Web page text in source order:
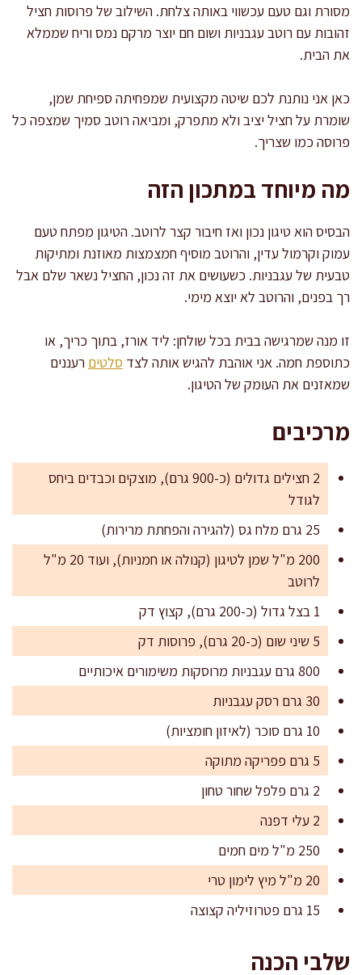
מסורת וגם טעם עכשווי באותה צלחת. השילוב של פרוסות חציל
זהובות עם רוטב עגבניות ושום חם יוצר מרקם נמס וריח שממלא
את הבית.
כאן אני נותנת לכם שיטה מקצועית שמפחיתה ספיחת שמן,
שומרת על חציל יציב ולא מתפרק, ומביאה רוטב סמיך שמצפה כל
פרוסה כמו שצריך.
מה מיוחד במתכון הזה
הבסיס הוא טיגון נכון ואז חיבור קצר לרוטב. הטיגון מפתח טעם
עמוק וקרמול עדין, והרוטב מוסיף חמצמצות מאוזנת ומתיקות
טבעית של עגבניות. כשעושים את זה נכון, החציל נשאר שלם אבל
רך בפנים, והרוטב לא יוצא מימי.
זו מנה שמרגישה בבית בכל שולחן: ליד אורז, בתוך כריך, או
כתוספת חמה. אני אוהבת להגיש אותה לצד סלטים רעננים
שמאזנים את העומק של הטיגון.
מרכיבים
2 חצילים גדולים (כ-900 גרם), מוצקים וכבדים ביחס
לגודל
25 גרם מלח גס (להגירה והפחתת מרירות)
200 מ"ל שמן לטיגון (קנולה או חמניות), ועוד 20 מ"ל
לרוטב
1 בצל גדול (כ-200 גרם), קצוץ דק
5 שיני שום (כ-20 גרם), פרוסות דק
800 גרם עגבניות מרוסקות משימורים איכותיים
30 גרם רסק עגבניות
10 גרם סוכר (לאיזון חומציות)
5 גרם פפריקה מתוקה
2 גרם פלפל שחור טחון
2 עלי דפנה
250 מ"ל מים חמים
20 מ"ל מיץ לימון טרי
15 גרם פטרוזיליה קצוצה
שלבי הכנה